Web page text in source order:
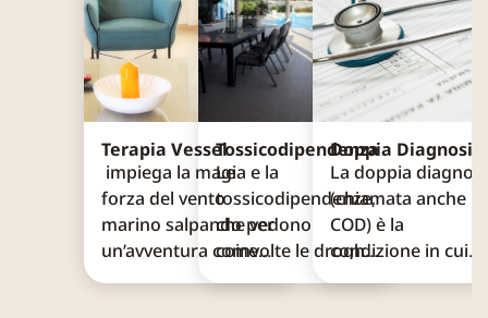
Terapia Vessel
impiega la magia e la
forza del vento
marino salpando per
un’avventura come
Tossicodipendenza
Le
tossicodipendenze,
che vedono
coinvolte le droghe
Doppia Diagnosi
La doppia diagnosi
(chiamata anche
COD) è la
condizione in cui